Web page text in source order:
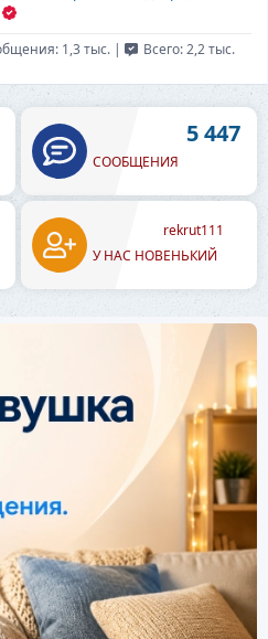
1,3 тыс. |
Всего: 2,2 тыс.
5 447
СООБЩЕНИЯ
rekrut111
У НАС НОВЕНЬКИЙ